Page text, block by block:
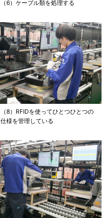
（6）ケーブル類を処理する
（8）RFIDを使ってひとつひとつの
仕様を管理している